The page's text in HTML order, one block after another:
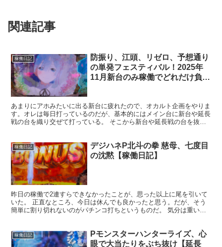
関連記事
稼働日記
防振り、江頭、リゼロ、予想通り
の単発フェスティバル！2025年
11月新台のみ稼働でどれだけ負け
あまりにアホみたいに出る新台に疲れたので、オカルト企画をやりま
す。オレは毎日打っているのだが、基本的にはメイン台に新台や延長
戦の台を織り交ぜて打っている。 そこから新台や延長戦の台を抜
稼働日記
デジハネP北斗の拳 慈母、七度目
の沈黙【稼働日記】
昨日の稼働で2連すらできなかったことが、思った以上に尾を引いて
いた。 正直なところ、今日は休んでも良かったと思う。だが、そう
簡単に割り切れないのがパチンコ打ちというものだ。 気分は重い。
稼働日記
Pモンスターハンターライズ、心
眼で大当たりをぶち抜け【延長